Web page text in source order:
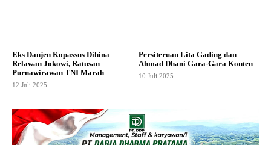
Eks Danjen Kopassus Dihina
Relawan Jokowi, Ratusan
Purnawirawan TNI Marah
12 Juli 2025
Persiteruan Lita Gading dan
Ahmad Dhani Gara-Gara Konten
10 Juli 2025